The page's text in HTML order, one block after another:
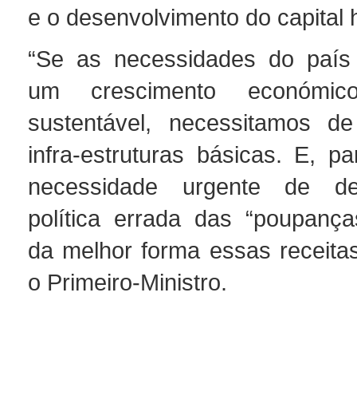
e o desenvolvimento do capital
“Se as necessidades do país
um crescimento
sustentável, necessitamos
infra-estruturas básicas. E,
necessidade urgente de
política errada das
da melhor forma essas
o Primeiro-Ministro.